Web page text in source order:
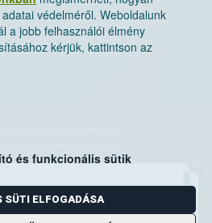
védelméről. Weboldalunk
a jobb felhasználói élmény
kérjük, kattintson az
és funkcionális sütik
SÜTI ELFOGADÁSA
biztonsági Hivatal
1525 Budapest. Pf. 30.